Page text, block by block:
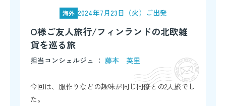
海外 2024年7月23日（火）ご出発
O様ご友人旅行/フィンランドの北欧雑
貨を巡る旅
担当コンシェルジュ ： 藤本 英里
今回は、服作りなどの趣味が同じ同僚との2人旅でし
た。